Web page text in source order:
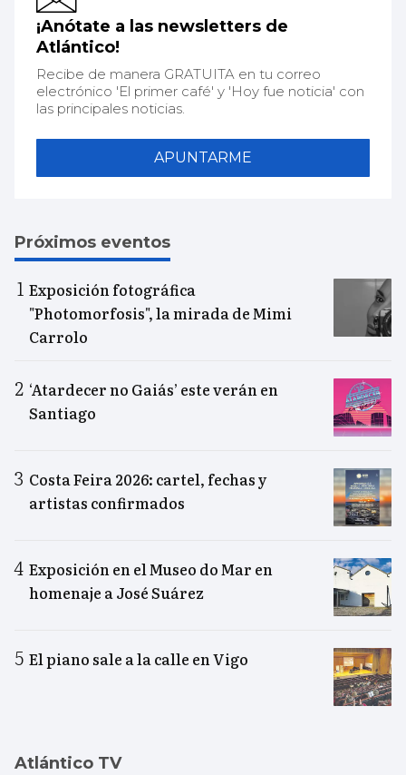
¡Anótate a las newsletters de
Atlántico!
Recibe de manera GRATUITA en tu correo
electrónico 'El primer café' y 'Hoy fue noticia' con
las principales noticias.
APUNTARME
Próximos eventos
Exposición fotográfica
"Photomorfosis", la mirada de Mimi
Carrolo
‘Atardecer no Gaiás’ este verán en
Santiago
Costa Feira 2026: cartel, fechas y
artistas confirmados
Exposición en el Museo do Mar en
homenaje a José Suárez
El piano sale a la calle en Vigo
Atlántico TV